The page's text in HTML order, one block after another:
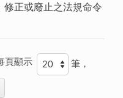
修正或廢止之法規命令
頁顯示 筆，